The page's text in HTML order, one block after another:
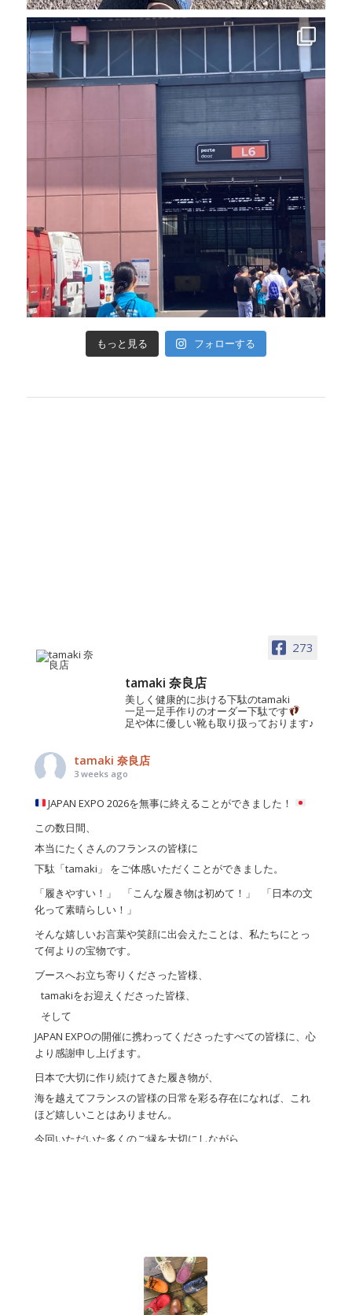
もっと見る フォローする
273
tamaki 奈良店
美しく健康的に歩ける下駄のtamaki
一足一足手作りのオーダー下駄です
足や体に優しい靴も取り扱っております♪
tamaki 奈良店
3 weeks ago
JAPAN EXPO 2026を無事に終えることができました！
この数日間、
本当にたくさんのフランスの皆様に
下駄「tamaki」 をご体感いただくことができました。
「履きやすい！」 「こんな履き物は初めて！」 「日本の文
化って素晴らしい！」
そんな嬉しいお言葉や笑顔に出会えたことは、私たちにとっ
て何よりの宝物です。
ブースへお立ち寄りくださった皆様、
tamakiをお迎えくださった皆様、
そして
JAPAN EXPOの開催に携わってくださったすべての皆様に、心
より感謝申し上げます。
日本で大切に作り続けてきた履き物が、
海を越えてフランスの皆様の日常を彩る存在になれば、これ
ほど嬉しいことはありません。
今回いただいた多くのご縁を大切にしながら、
Share